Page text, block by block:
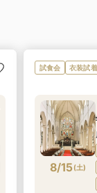
試食会 衣装試着
8/15(土)